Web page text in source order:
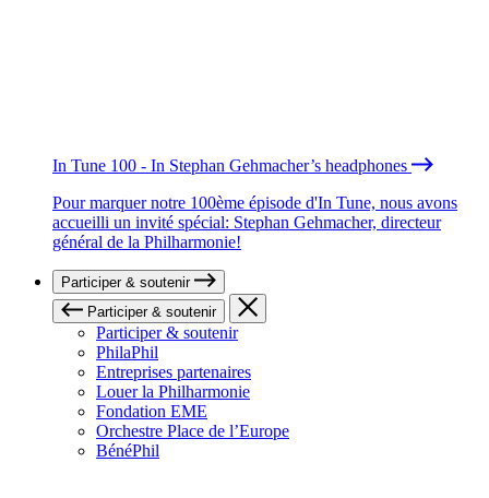
In Tune 100 - In Stephan Gehmacher’s headphones
Pour marquer notre 100ème épisode d'In Tune, nous avons
accueilli un invité spécial: Stephan Gehmacher, directeur
général de la Philharmonie!
Participer & soutenir
Participer & soutenir
Participer & soutenir
PhilaPhil
Entreprises partenaires
Louer la Philharmonie
Fondation EME
Orchestre Place de l’Europe
BénéPhil